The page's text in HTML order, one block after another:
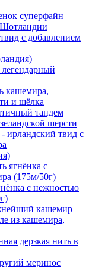
суперфайн
с добавлением
кашемира,
и шёлка
тандем
шерсти
ирландский твид с
ягнёнка с
(175м/50г)
с нежностью
кашемир
из кашемира,
дерзкая нить в
меринос